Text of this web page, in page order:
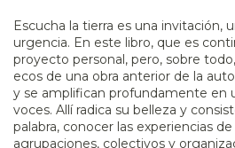
Escucha la tierra es una invitación,
urgencia. En este libro, que es
proyecto personal, pero, sobre
ecos de una obra anterior de la
y se amplifican profundamente en
voces. Allí radica su belleza y
palabra, conocer las experiencias
agrupaciones, colectivos y